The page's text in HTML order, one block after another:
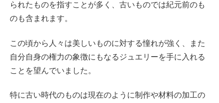
られたものを指すことが多く、古いものでは紀元前のも
のも含まれます。
この頃から人々は美しいものに対する憧れが強く、また
自分自身の権力の象徴にもなるジュエリーを手に入れる
ことを望んでいました。
特に古い時代のものは現在のように制作や材料の加工の